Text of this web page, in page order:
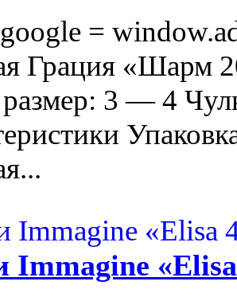
=
Грация «Шарм
размер: 3 — 4
Immagine